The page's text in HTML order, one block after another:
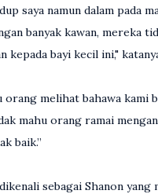
saya namun dalam pada
banyak kawan, mereka
kepada bayi kecil ini,"
orang melihat bahawa kami
mahu orang ramai
baik.”
sebagai Shanon yang